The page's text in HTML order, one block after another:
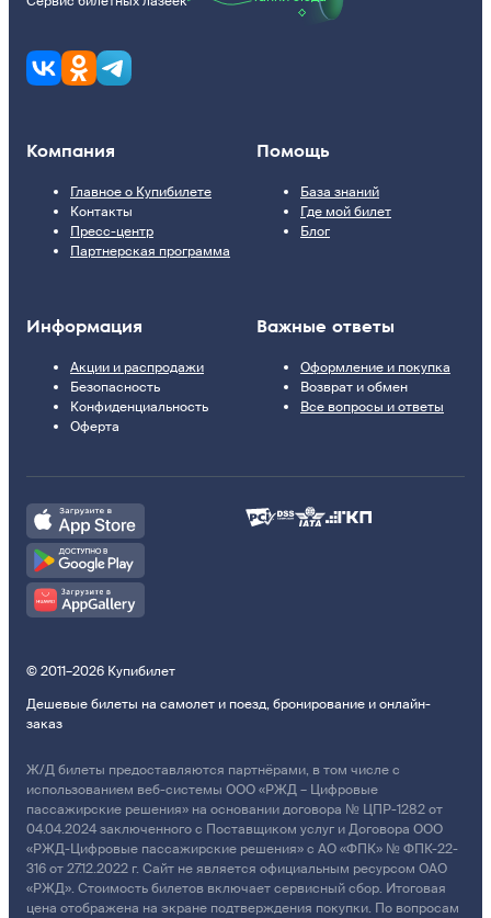
Компания
Главное о Купибилете
Контакты
Пресс-центр
Партнерская программа
Помощь
База знаний
Где мой билет
Блог
Информация
Акции и распродажи
Безопасность
Конфиденциальность
Оферта
Важные ответы
Оформление и покупка
Возврат и обмен
Все вопросы и ответы
© 2011–2026 Купибилет
Дешевые билеты на самолет и поезд, бронирование и онлайн-
заказ
Ж/Д билеты предоставляются партнёрами, в том числе с
использованием веб-системы ООО «РЖД – Цифровые
пассажирские решения» на основании договора № ЦПР-1282 от
04.04.2024 заключенного с Поставщиком услуг и Договора ООО
«РЖД-Цифровые пассажирские решения» с АО «ФПК» № ФПК-22-
316 от 27.12.2022 г. Сайт не является официальным ресурсом ОАО
«РЖД». Стоимость билетов включает сервисный сбор. Итоговая
цена отображена на экране подтверждения покупки. По вопросам